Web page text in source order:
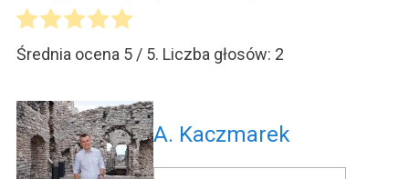
Średnia ocena 5/ 5. Liczba głosów: 2
A. Kaczmarek